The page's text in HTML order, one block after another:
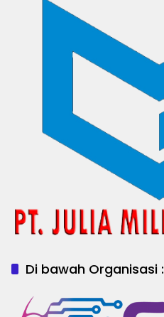
Di bawah Organisasi :